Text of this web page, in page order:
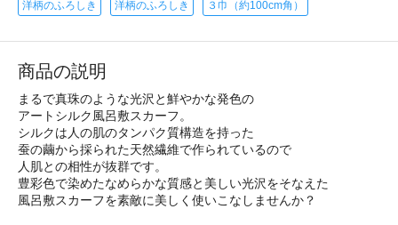
洋柄のふろしき 洋柄のふろしき ３巾（約100cm角）
商品の説明
まるで真珠のような光沢と鮮やかな発色の
アートシルク風呂敷スカーフ。
シルクは人の肌のタンパク質構造を持った
蚕の繭から採られた天然繊維で作られているので
人肌との相性が抜群です。
豊彩色で染めたなめらかな質感と美しい光沢をそなえた
風呂敷スカーフを素敵に美しく使いこなしませんか？